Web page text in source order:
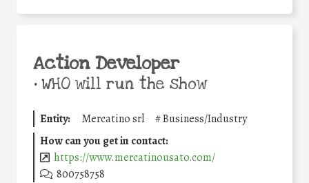
Action Developer
•WHO will run the show
Entity: Mercatino srl #Business/Industry
How can you get in contact:
https://www.mercatinousato.com/
800758758